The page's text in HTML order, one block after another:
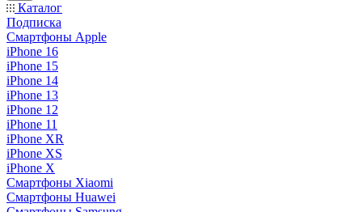
Каталог
Подписка
Смартфоны Apple
iPhone 16
iPhone 15
iPhone 14
iPhone 13
iPhone 12
iPhone 11
iPhone XR
iPhone XS
iPhone X
Смартфоны Xiaomi
Смартфоны Huawei